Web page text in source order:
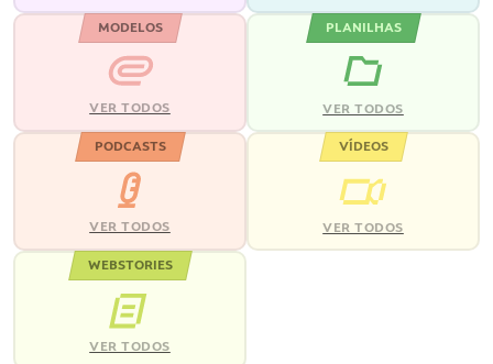
MODELOS
VER TODOS
PLANILHAS
VER TODOS
PODCASTS
VER TODOS
VÍDEOS
VER TODOS
WEBSTORIES
VER TODOS